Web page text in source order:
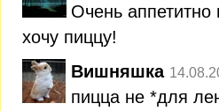
Очень аппетитно
хочу пиццу!
Вишняшка
пицца не *для